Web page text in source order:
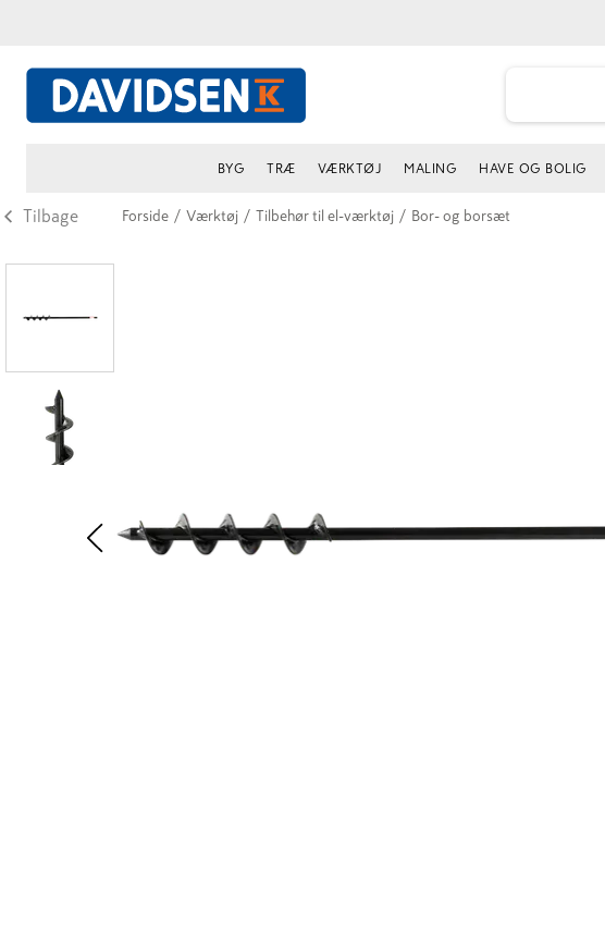
BYG TRÆ VÆRKTØJ MALING HAVE OG BOLIG
Tilbage Forside / Værktøj / Tilbehør til el-værktøj / Bor- og borsæt